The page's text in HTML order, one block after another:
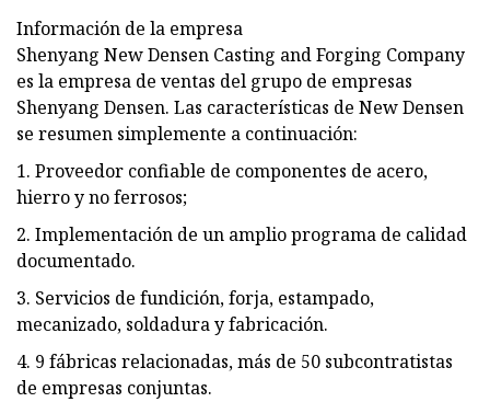
Información de la empresa
Shenyang New Densen Casting and Forging Company
es la empresa de ventas del grupo de empresas
Shenyang Densen. Las características de New Densen
se resumen simplemente a continuación:
1. Proveedor confiable de componentes de acero,
hierro y no ferrosos;
2. Implementación de un amplio programa de calidad
documentado.
3. Servicios de fundición, forja, estampado,
mecanizado, soldadura y fabricación.
4. 9 fábricas relacionadas, más de 50 subcontratistas
de empresas conjuntas.